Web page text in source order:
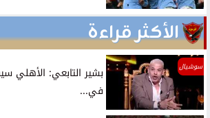
الأكثر قراءة
سوشيال
بشير التابعي: الأهلي
في...